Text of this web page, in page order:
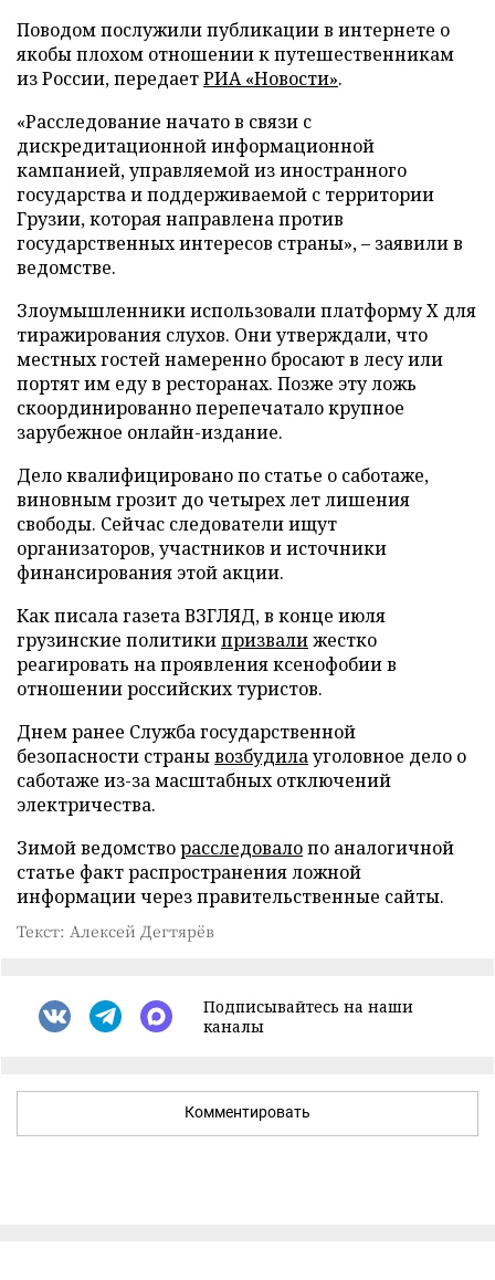
Поводом послужили публикации в интернете о
якобы плохом отношении к путешественникам
из России, передаетРИА «Новости».
«Расследование начато в связи с
дискредитационной информационной
кампанией, управляемой из иностранного
государства и поддерживаемой с территории
Грузии, которая направлена против
государственных интересов страны», – заявили в
ведомстве.
Злоумышленники использовали платформу X для
тиражирования слухов. Они утверждали, что
местных гостей намеренно бросают в лесу или
портят им еду в ресторанах. Позже эту ложь
скоординированно перепечатало крупное
зарубежное онлайн-издание.
Дело квалифицировано по статье о саботаже,
виновным грозит до четырех лет лишения
свободы. Сейчас следователи ищут
организаторов, участников и источники
финансирования этой акции.
Как писала газета ВЗГЛЯД, в конце июля
грузинские политикипризвалижестко
реагировать на проявления ксенофобии в
отношении российских туристов.
Днем ранее Служба государственной
безопасности странывозбудилауголовное дело о
саботаже из-за масштабных отключений
электричества.
Зимой ведомстворасследовалопо аналогичной
статье факт распространения ложной
информации через правительственные сайты.
Текст: Алексей Дегтярёв
Подписывайтесь на наши
каналы
Комментировать